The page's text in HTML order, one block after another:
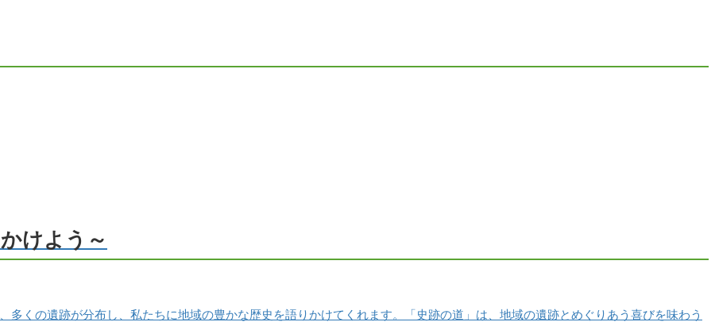
けよう～
くの遺跡が分布し、私たちに地域の豊かな歴史を語りかけてくれます。「史跡の道」は、地域の遺跡とめぐりあう喜びを味わう